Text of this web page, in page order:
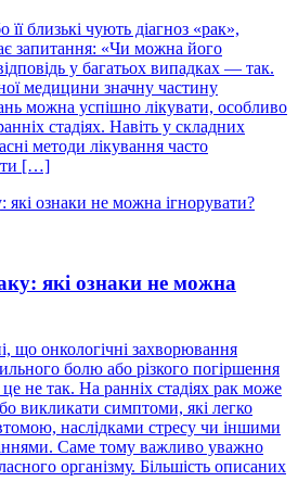
близькі чують діагноз «рак»,
запитання: «Чи можна його
у багатьох випадках — так.
медицини значну частину
можна успішно лікувати, особливо
стадіях. Навіть у складних
методи лікування часто
[…]
які ознаки не можна
що онкологічні захворювання
болю або різкого погіршення
не так. На ранніх стадіях рак може
викликати симптоми, які легко
наслідками стресу чи іншими
Саме тому важливо уважно
організму. Більшість описаних